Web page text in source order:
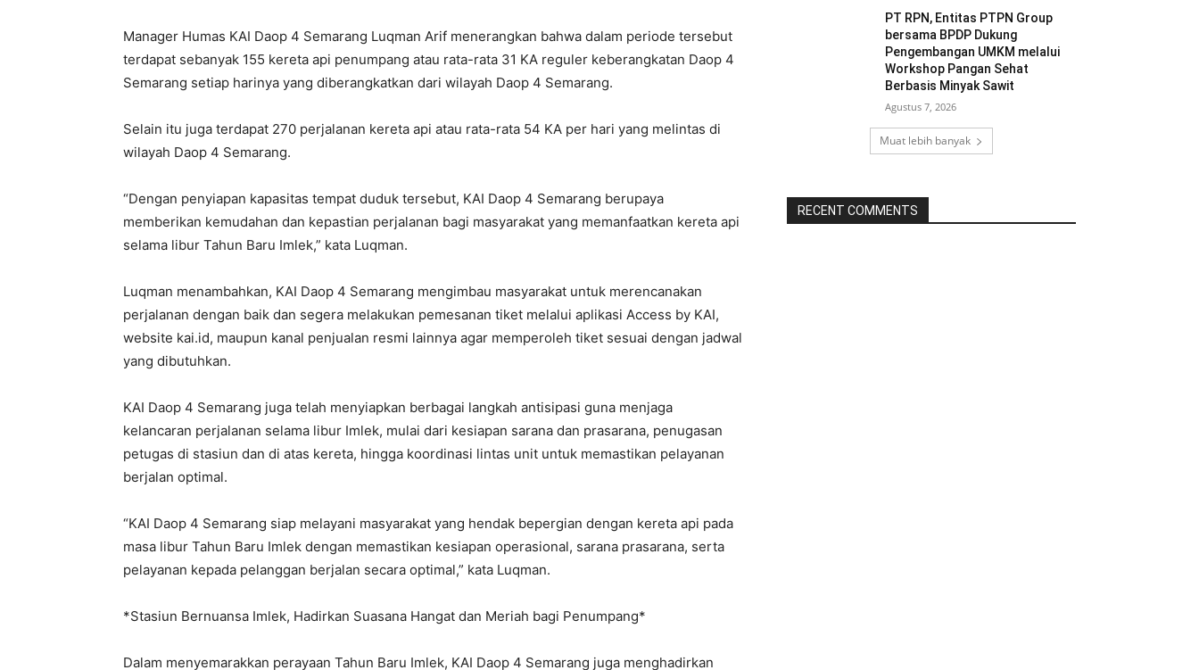
Manager Humas KAI Daop 4 Semarang Luqman Arif menerangkan bahwa dalam periode tersebut
terdapat sebanyak 155 kereta api penumpang atau rata-rata 31 KA reguler keberangkatan Daop 4
Semarang setiap harinya yang diberangkatkan dari wilayah Daop 4 Semarang.
Selain itu juga terdapat 270 perjalanan kereta api atau rata-rata 54 KA per hari yang melintas di
wilayah Daop 4 Semarang.
“Dengan penyiapan kapasitas tempat duduk tersebut, KAI Daop 4 Semarang berupaya
memberikan kemudahan dan kepastian perjalanan bagi masyarakat yang memanfaatkan kereta api
selama libur Tahun Baru Imlek,” kata Luqman.
Luqman menambahkan, KAI Daop 4 Semarang mengimbau masyarakat untuk merencanakan
perjalanan dengan baik dan segera melakukan pemesanan tiket melalui aplikasi Access by KAI,
website kai.id, maupun kanal penjualan resmi lainnya agar memperoleh tiket sesuai dengan jadwal
yang dibutuhkan.
KAI Daop 4 Semarang juga telah menyiapkan berbagai langkah antisipasi guna menjaga
kelancaran perjalanan selama libur Imlek, mulai dari kesiapan sarana dan prasarana, penugasan
petugas di stasiun dan di atas kereta, hingga koordinasi lintas unit untuk memastikan pelayanan
berjalan optimal.
“KAI Daop 4 Semarang siap melayani masyarakat yang hendak bepergian dengan kereta api pada
masa libur Tahun Baru Imlek dengan memastikan kesiapan operasional, sarana prasarana, serta
pelayanan kepada pelanggan berjalan secara optimal,” kata Luqman.
*Stasiun Bernuansa Imlek, Hadirkan Suasana Hangat dan Meriah bagi Penumpang*
Dalam menyemarakkan perayaan Tahun Baru Imlek, KAI Daop 4 Semarang juga menghadirkan
PT RPN, Entitas PTPN Group
bersama BPDP Dukung
Pengembangan UMKM melalui
Workshop Pangan Sehat
Berbasis Minyak Sawit
Agustus 7, 2026
Muat lebih banyak
RECENT COMMENTS